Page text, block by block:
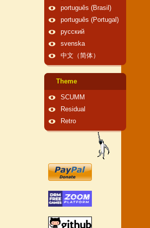
português (Brasil)
português (Portugal)
русский
svenska
中文（简体）
Theme
SCUMM
Residual
Retro